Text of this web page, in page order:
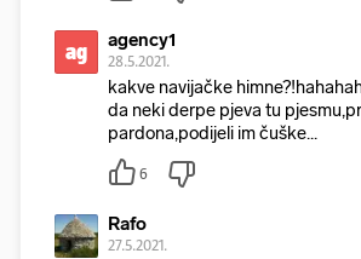
ag agency1
28.5.2021.
kakve navijačke
da neki derpe pjeva tu
pardona,podijeli im čuške...
6
Rafo
27.5.2021.